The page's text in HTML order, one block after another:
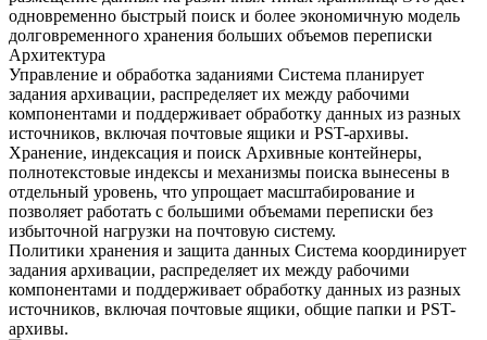
одновременно быстрый поиск и более экономичную модель
долговременного хранения больших объемов переписки
Архитектура
Управление и обработка заданиями Система планирует
задания архивации, распределяет их между рабочими
компонентами и поддерживает обработку данных из разных
источников, включая почтовые ящики и PST-архивы.
Хранение, индексация и поиск Архивные контейнеры,
полнотекстовые индексы и механизмы поиска вынесены в
отдельный уровень, что упрощает масштабирование и
позволяет работать с большими объемами переписки без
избыточной нагрузки на почтовую систему.
Политики хранения и защита данных Система координирует
задания архивации, распределяет их между рабочими
компонентами и поддерживает обработку данных из разных
источников, включая почтовые ящики, общие папки и PST-
архивы.